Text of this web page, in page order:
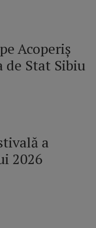
Acoperiș
de Stat Sibiu
a
2026